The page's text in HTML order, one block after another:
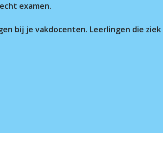
examen.
bij je vakdocenten. Leerlingen die